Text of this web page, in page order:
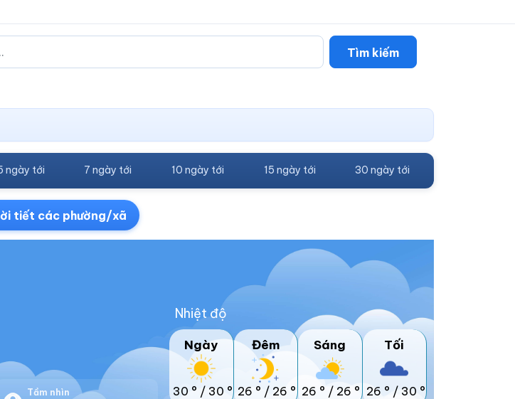
Tìm kiếm
ngày tới 7 ngày tới 10 ngày tới 15 ngày tới 30 ngày tới
tiết các phường/xã
Tầm nhìn
Nhiệt độ
Ngày
30 ° / 30 °
Đêm
26 ° / 26 °
Sáng
26 ° / 26 °
Tối
26 ° / 30 °